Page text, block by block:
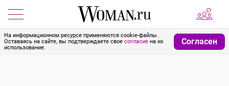
На информационном ресурсе применяются cookie-файлы.
Оставаясь на сайте, вы подтверждаете свое согласие на их
использование.
Согласен